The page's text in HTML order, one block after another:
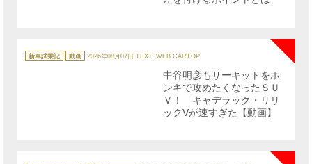
テ
ゴ
新車試乗記 動画 2026年08月07日 TEXT: WEB CARTOP
中谷明彦もサーキットをホ
ンキで攻めたくなったＳＵ
Ｖ！ キャデラック・リリ
ックVが速すぎた【動画】